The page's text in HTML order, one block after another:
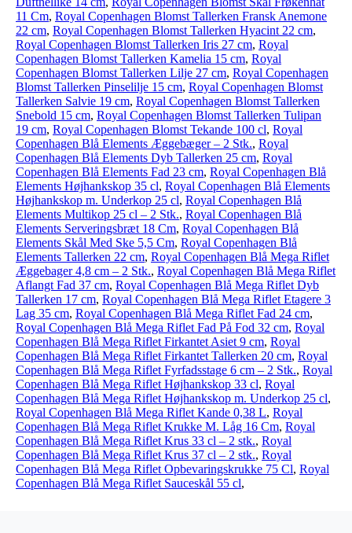
11 Cm, Royal Copenhagen Blomst Tallerken Fransk Anemone
22 cm, Royal Copenhagen Blomst Tallerken Hyacint 22 cm,
Royal Copenhagen Blomst Tallerken Iris 27 cm, Royal
Copenhagen Blomst Tallerken Kamelia 15 cm, Royal
Copenhagen Blomst Tallerken Lilje 27 cm, Royal Copenhagen
Blomst Tallerken Pinselilje 15 cm, Royal Copenhagen Blomst
Tallerken Salvie 19 cm, Royal Copenhagen Blomst Tallerken
Snebold 15 cm, Royal Copenhagen Blomst Tallerken Tulipan
19 cm, Royal Copenhagen Blomst Tekande 100 cl, Royal
Copenhagen Blå Elements Æggebæger – 2 Stk., Royal
Copenhagen Blå Elements Dyb Tallerken 25 cm, Royal
Copenhagen Blå Elements Fad 23 cm, Royal Copenhagen Blå
Elements Højhankskop 35 cl, Royal Copenhagen Blå Elements
Højhankskop m. Underkop 25 cl, Royal Copenhagen Blå
Elements Multikop 25 cl – 2 Stk., Royal Copenhagen Blå
Elements Serveringsbræt 18 Cm, Royal Copenhagen Blå
Elements Skål Med Ske 5,5 Cm, Royal Copenhagen Blå
Elements Tallerken 22 cm, Royal Copenhagen Blå Mega Riflet
Æggebager 4,8 cm – 2 Stk., Royal Copenhagen Blå Mega Riflet
Aflangt Fad 37 cm, Royal Copenhagen Blå Mega Riflet Dyb
Tallerken 17 cm, Royal Copenhagen Blå Mega Riflet Etagere 3
Lag 35 cm, Royal Copenhagen Blå Mega Riflet Fad 24 cm,
Royal Copenhagen Blå Mega Riflet Fad På Fod 32 cm, Royal
Copenhagen Blå Mega Riflet Firkantet Asiet 9 cm, Royal
Copenhagen Blå Mega Riflet Firkantet Tallerken 20 cm, Royal
Copenhagen Blå Mega Riflet Fyrfadsstage 6 cm – 2 Stk., Royal
Copenhagen Blå Mega Riflet Højhankskop 33 cl, Royal
Copenhagen Blå Mega Riflet Højhankskop m. Underkop 25 cl,
Royal Copenhagen Blå Mega Riflet Kande 0,38 L, Royal
Copenhagen Blå Mega Riflet Krukke M. Låg 16 Cm, Royal
Copenhagen Blå Mega Riflet Krus 33 cl – 2 stk., Royal
Copenhagen Blå Mega Riflet Krus 37 cl – 2 stk., Royal
Copenhagen Blå Mega Riflet Opbevaringskrukke 75 Cl, Royal
Copenhagen Blå Mega Riflet Sauceskål 55 cl,